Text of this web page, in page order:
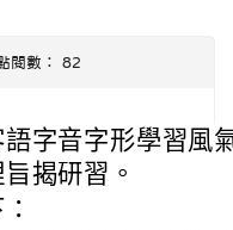
閱數： 82
字音字形學習風
揭研習。